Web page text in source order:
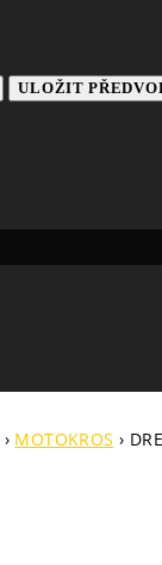
ULOŽIT
› MOTOKROS ›